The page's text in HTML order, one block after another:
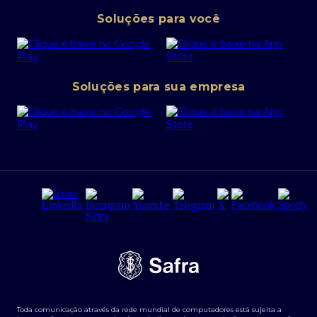
Canal de denúncias
Política de Segurança Cibernética
Portal da Privacidade
PRSAC
Regras e Parâmetros de Atuação Banco Safra
Segurança da Informação
Tarifas e serviços Pessoa Física
Transparência de remuneração
Abra sua conta PJ
SafraPay
Cartão Safra Empresas
Empréstimo e financiamentos PJ
Derivativos
Agronegócios
Soluções para você
Soluções para sua empresa
Toda comunicação através da rede mundial de computadores está sujeita a